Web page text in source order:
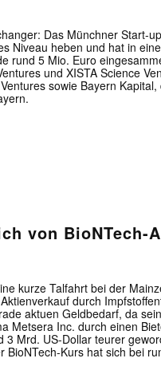
Das Münchner Start-
Niveau heben und hat in
rund 5 Mio. Euro
und XISTA Science
sowie Bayern
von BioNTech-
kurze Talfahrt bei der
durch
aktuen Geldbedarf, da
Metsera Inc. durch einen
3 Mrd. US-Dollar teurer
BioNTech-Kurs hat sich bei